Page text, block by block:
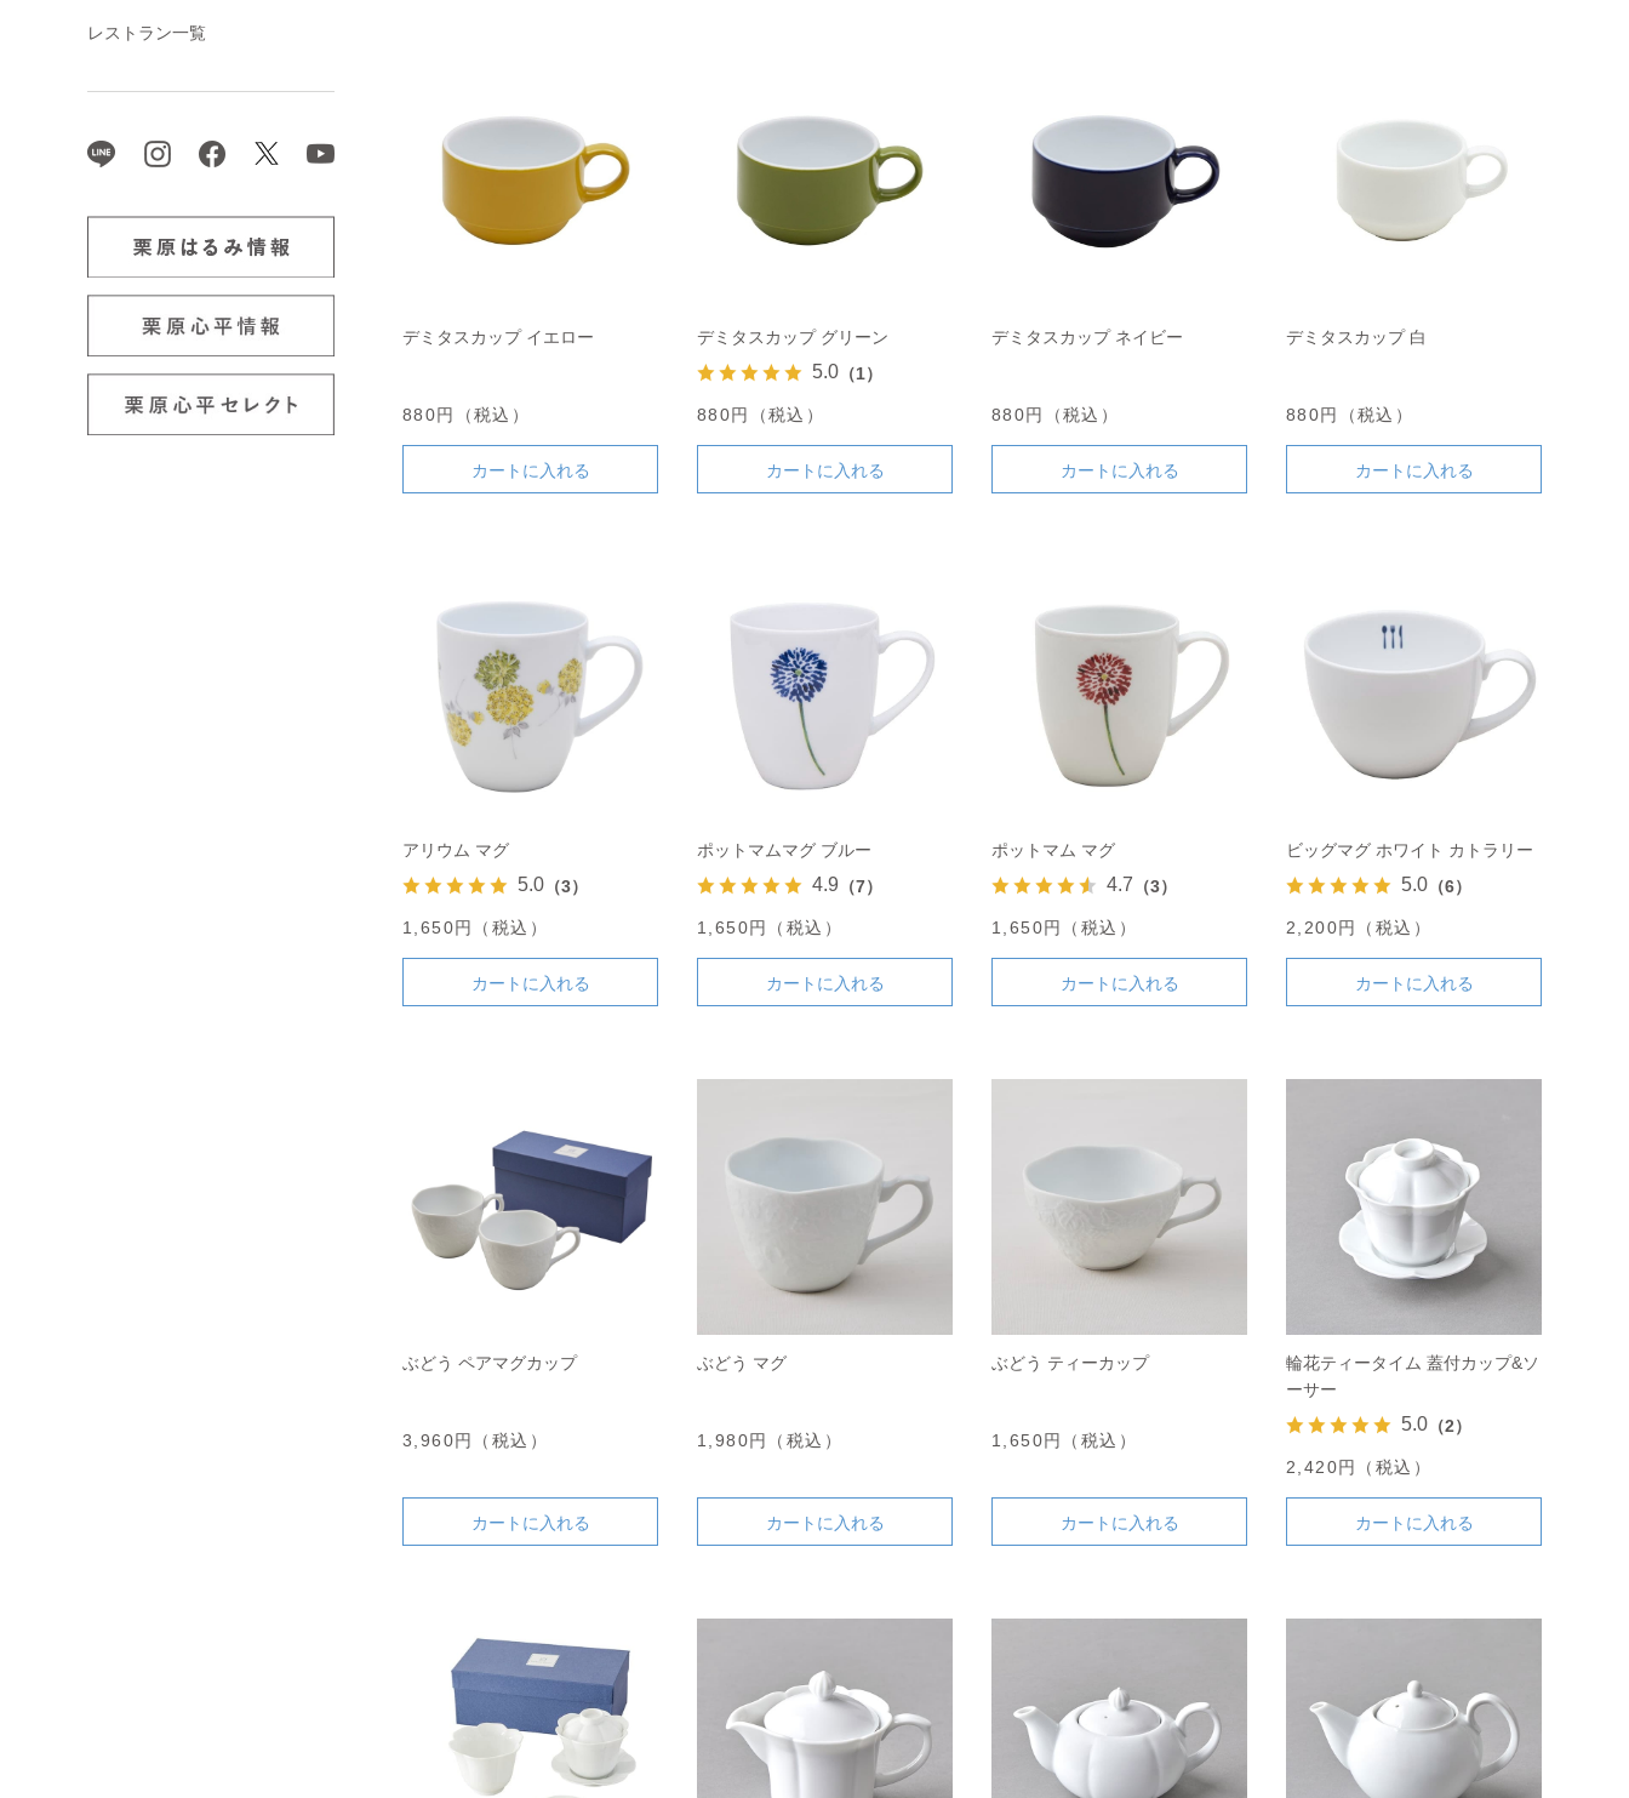
レストラン一覧
デミタスカップ イエロー
880円（税込）
カートに入れる
デミタスカップ グリーン
5.0 （1）
880円（税込）
カートに入れる
デミタスカップ ネイビー
880円（税込）
カートに入れる
デミタスカップ 白
880円（税込）
カートに入れる
アリウム マグ
5.0 （3）
1,650円（税込）
カートに入れる
ポットマムマグ ブルー
4.9 （7）
1,650円（税込）
カートに入れる
ポットマム マグ
4.7 （3）
1,650円（税込）
カートに入れる
ビッグマグ ホワイト カトラリー
5.0 （6）
2,200円（税込）
カートに入れる
ぶどう ペアマグカップ
3,960円（税込）
カートに入れる
ぶどう マグ
1,980円（税込）
カートに入れる
ぶどう ティーカップ
1,650円（税込）
カートに入れる
輪花ティータイム 蓋付カップ&ソ
ーサー
5.0 （2）
2,420円（税込）
カートに入れる